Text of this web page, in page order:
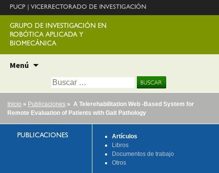
PUCP VICERRECTORADO DE INVESTIGACIÓN
GRUPO DE INVESTIGACIÓN EN
ROBÓTICA APLICADA Y
BIOMECÁNICA
Menú
contenido
Buscar:
Inicio » Publicaciones » A Telerehabilitation Web -Based System for
Remote Evaluation of Patients with Gait Pathology
PUBLICACIONES
Artículos
Libros
Documentos de trabajo
Otros